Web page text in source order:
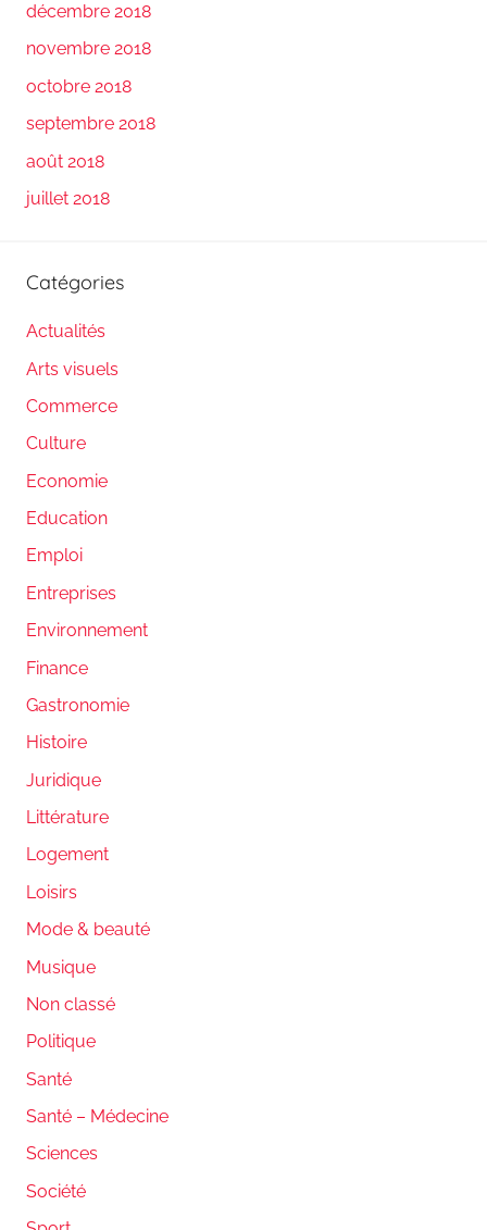
décembre 2018
novembre 2018
octobre 2018
septembre 2018
août 2018
juillet 2018
Catégories
Actualités
Arts visuels
Commerce
Culture
Economie
Education
Emploi
Entreprises
Environnement
Finance
Gastronomie
Histoire
Juridique
Littérature
Logement
Loisirs
Mode & beauté
Musique
Non classé
Politique
Santé
Santé – Médecine
Sciences
Société